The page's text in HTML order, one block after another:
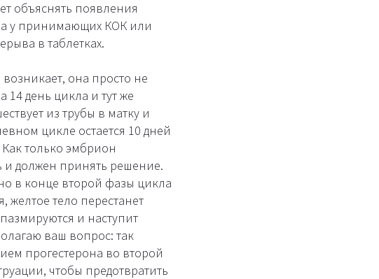
объяснять появления
у принимающих КОК или
в таблетках.
она просто не
день цикла и тут же
из трубы в матку и
цикле остается 10 дней
только эмбрион
и должен принять решение.
в конце второй фазы цикла
желтое тело перестанет
и наступит
ваш вопрос: так
прогестерона во второй
чтобы предотвратить